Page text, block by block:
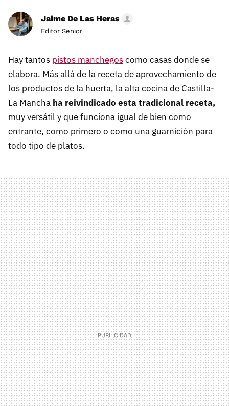
Jaime De Las Heras
Editor Senior
Hay tantos pistos manchegoscomo casas donde se
elabora. Más allá de la receta de aprovechamiento de
los productos de la huerta, la alta cocina de Castilla-
La Mancha ha reivindicado esta tradicional receta,
muy versátil y que funciona igual de bien como
entrante, como primero o como una guarnición para
todo tipo de platos.